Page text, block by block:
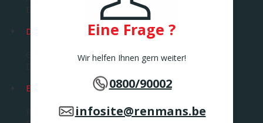
DROGENBOS
Grote Baan 240
EGHEZEE
Route de la Bruyère 14
Eine Frage ?
Wir helfen Ihnen gern weiter!
0800/90002
infosite@renmans.be